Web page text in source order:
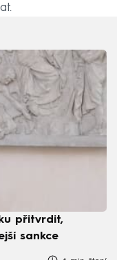
přitvrdit,
sankce